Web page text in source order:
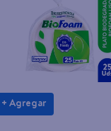
+ Agregar